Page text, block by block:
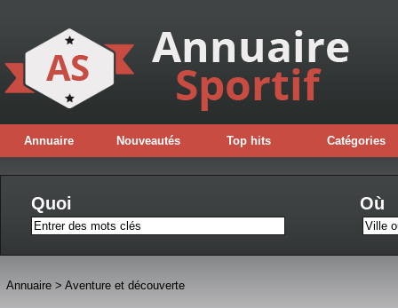
Annuaire Nouveautés Top hits Catégories
Quoi Où
Annuaire > Aventure et découverte